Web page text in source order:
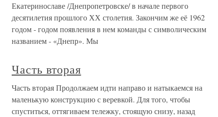
Екатеринославе /Днепропетровске/ в начале первого
десятилетия прошлого ХХ столетия. Закончим же её 1962
годом - годом появления в нем команды с символическим
названием - «Днепр». Мы
Часть вторая
Часть вторая Продолжаем идти направо и натыкаемся на
маленькую конструкцию с веревкой. Для того, чтобы
спуститься, оттягиваем тележку, стоящую снизу, назад